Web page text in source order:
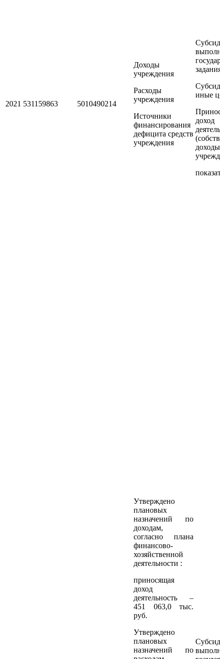
2021 531159863 5010490214
Доходы
учреждения
Расходы
учреждения
Источники
финансирования
дефицита средств
учреждения
иные
доход
доходы
Утверждено
плановых
назначений по
доходам,
согласно плана
финансово-
хозяйственной
деятельности :
приносящая
доход
деятельность –
451 063,0 тыс.
руб.
Утверждено
плановых
назначений по